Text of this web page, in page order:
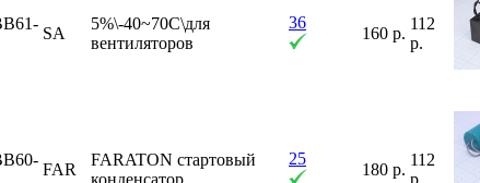
SA
5%\-40~70C\для
вентиляторов
36
160 р.
112
р.
FAR
FARATON стартовый
конденсатор
25
180 р.
112
р.